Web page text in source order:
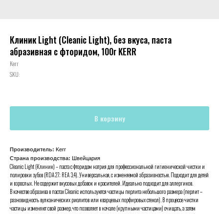
Клиник Light (Cleanic Light), без вкуса, паста
абразивная с фторидом, 100г KERR
Kerr
SKU:
В корзину
Производитель: Kerr
Страна производства: Швейцария
Cleanic Light (Клиник) – паста с фторидом натрия для профессиональной гигиенической чистки и
полировки зубов (RDA 27; REA 3,4). Универсальная, с изменяемой абразивностью. Подходит для детей
и взрослых. Не содержит вкусовых добавок и красителей. Идеально подходит для аллергиков.
В качестве абразива в пастах Cleanic используются частицы перлита небольшого размера (перлит –
разновидность вулканических риолитов или кварцевых порфировых стекол). В процессе чистки
частицы изменяют свой размер, что позволяет в начале (крупными частицами) очищать, а затем